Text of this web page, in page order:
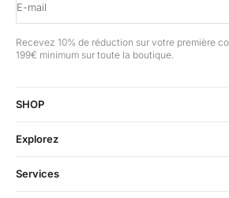
E-mail
Recevez 10% de réduction sur votre première
199€ minimum sur toute la boutique.
SHOP
Explorez
Services